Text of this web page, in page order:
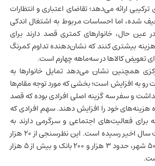
ترکیبی ارائه می‌دهد؛ تقاضای اعتباری و انتظارات
شده، اما احساسات مربوط به اشتغال اندکی
عین حال، خانوارهای کمتری قصد دارند برای
بیشتری کنند که نشان‌دهنده تداوم کمرنگ
تعویض کالاها در سه‌ماهه چهارم است.
همچنین نشان می‌دهد تمایل خانوارها به
رو به افزایش است؛ بخشی که مورد توجه مقام‌ها
و سفر سه گزینه اصلی افرادی بوده که قصد
هزینه‌های خود را افزایش دهند. سهم افرادی که
برای فعالیت‌های اجتماعی و سرگرمی دارند به
بالاترین سطح هشت سال اخیر رسیده است. این نظرسنجی از ۲۰ هزار
سپرده‌گذار بانکی در ۵۰ شهر، حدود ۳ هزار و ۲۰۰ بانک و بیش از ۵ هزار